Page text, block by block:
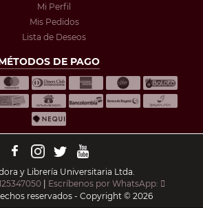
Mi Perfil
Mis Pedidos
Lista de Deseos
DE PAGO
y Librería Universitaria Ltda.
| Escríbenos por WhatsApp:
reservados - Copyright © 2026